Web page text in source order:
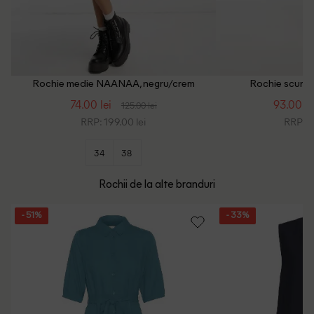
Rochie medie NAANAA, negru/crem
74.00 lei 125.00 lei
RRP: 199.00 lei
34 38
Rochie
93.00
RRP:
Rochii de la alte branduri
- 51% - 33%